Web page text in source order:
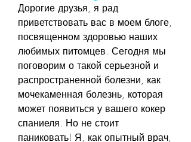
Дорогие друзья, я рад
приветствовать вас в моем блоге,
посвященном здоровью наших
любимых питомцев. Сегодня мы
поговорим о такой серьезной и
распространенной болезни, как
мочекаменная болезнь, которая
может появиться у вашего кокер
спаниеля. Но не стоит
паниковать! Я, как опытный врач,